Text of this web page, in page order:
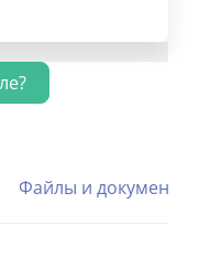
Файлы и документы